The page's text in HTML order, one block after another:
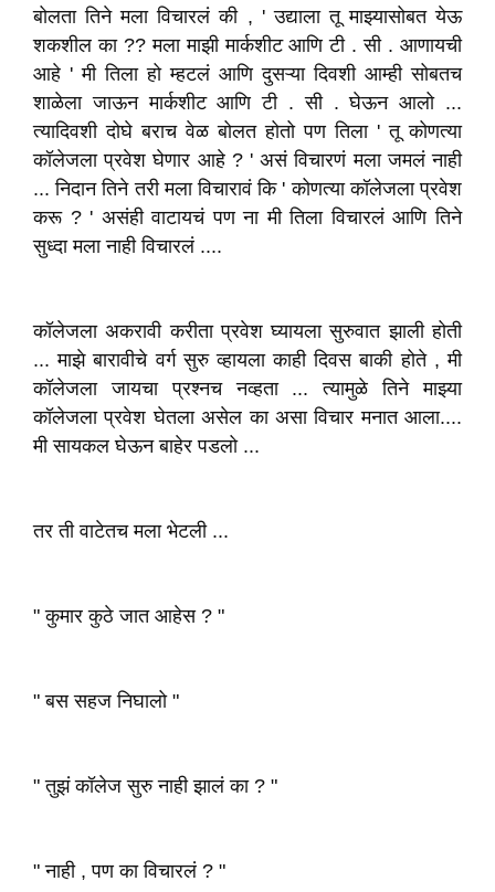
बोलता तिने मला विचारलं की , ' उद्याला तू माझ्यासोबत येऊ
शकशील का ?? मला माझी मार्कशीट आणि टी . सी . आणायची
आहे ' मी तिला हो म्हटलं आणि दुसऱ्या दिवशी आम्ही सोबतच
शाळेला जाऊन मार्कशीट आणि टी . सी . घेऊन आलो ...
त्यादिवशी दोघे बराच वेळ बोलत होतो पण तिला ' तू कोणत्या
कॉलेजला प्रवेश घेणार आहे ? ' असं विचारणं मला जमलं नाही
... निदान तिने तरी मला विचारावं कि ' कोणत्या कॉलेजला प्रवेश
करू ? ' असंही वाटायचं पण ना मी तिला विचारलं आणि तिने
सुध्दा मला नाही विचारलं ....
कॉलेजला अकरावी करीता प्रवेश घ्यायला सुरुवात झाली होती
... माझे बारावीचे वर्ग सुरु व्हायला काही दिवस बाकी होते , मी
कॉलेजला जायचा प्रश्नच नव्हता ... त्यामुळे तिने माझ्या
कॉलेजला प्रवेश घेतला असेल का असा विचार मनात आला....
मी सायकल घेऊन बाहेर पडलो ...
तर ती वाटेतच मला भेटली ...
" कुमार कुठे जात आहेस ? "
" बस सहज निघालो "
" तुझं कॉलेज सुरु नाही झालं का ? "
" नाही , पण का विचारलं ? "